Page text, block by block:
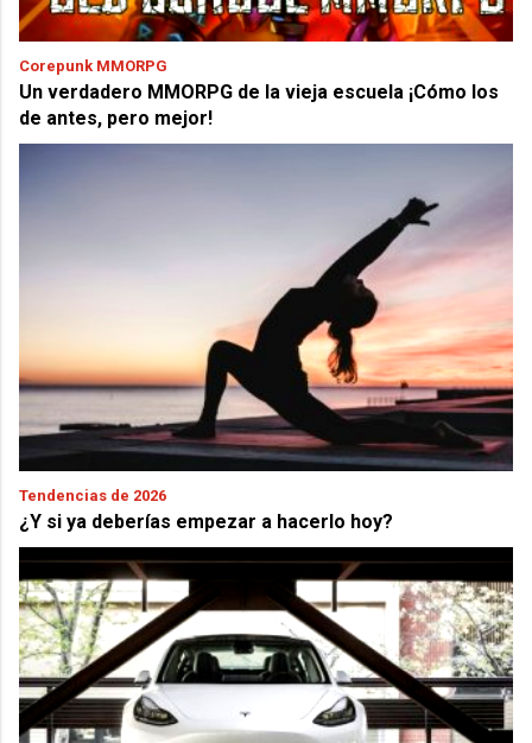
Corepunk MMORPG
Un verdadero MMORPG de la vieja escuela ¡Cómo los
de antes, pero mejor!
Tendencias de 2026
¿Y si ya deberías empezar a hacerlo hoy?